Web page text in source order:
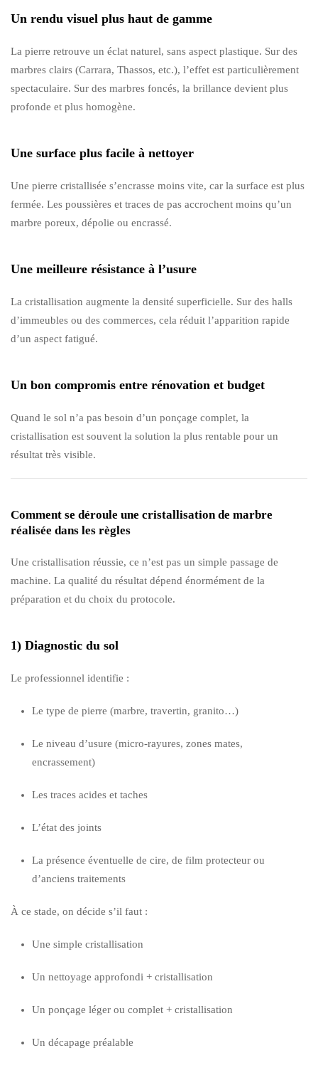
Un rendu visuel plus haut de gamme
La pierre retrouve un éclat naturel, sans aspect plastique. Sur des
marbres clairs (Carrara, Thassos, etc.), l’effet est particulièrement
spectaculaire. Sur des marbres foncés, la brillance devient plus
profonde et plus homogène.
Une surface plus facile à nettoyer
Une pierre cristallisée s’encrasse moins vite, car la surface est plus
fermée. Les poussières et traces de pas accrochent moins qu’un
marbre poreux, dépolie ou encrassé.
Une meilleure résistance à l’usure
La cristallisation augmente la densité superficielle. Sur des halls
d’immeubles ou des commerces, cela réduit l’apparition rapide
d’un aspect fatigué.
Un bon compromis entre rénovation et budget
Quand le sol n’a pas besoin d’un ponçage complet, la
cristallisation est souvent la solution la plus rentable pour un
résultat très visible.
Comment se déroule une cristallisation de marbre
réalisée dans les règles
Une cristallisation réussie, ce n’est pas un simple passage de
machine. La qualité du résultat dépend énormément de la
préparation et du choix du protocole.
1) Diagnostic du sol
Le professionnel identifie :
Le type de pierre (marbre, travertin, granito…)
Le niveau d’usure (micro-rayures, zones mates,
encrassement)
Les traces acides et taches
L’état des joints
La présence éventuelle de cire, de film protecteur ou
d’anciens traitements
À ce stade, on décide s’il faut :
Une simple cristallisation
Un nettoyage approfondi + cristallisation
Un ponçage léger ou complet + cristallisation
Un décapage préalable